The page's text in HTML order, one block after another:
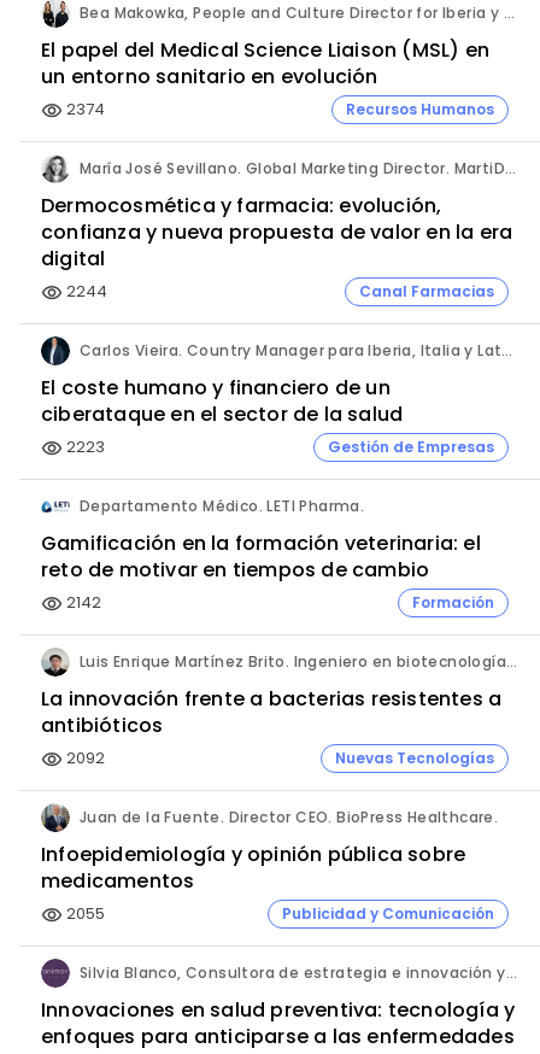
Bea Makowka, People and Culture Director for Iberia y Alberto Municio, Talent Seach Solutions Lead for Iberia. Inizio Engage.
El papel del Medical Science Liaison (MSL) en
un entorno sanitario en evolución
visibility 2374 Recursos Humanos
María José Sevillano. Global Marketing Director. MartiDerm.
Dermocosmética y farmacia: evolución,
confianza y nueva propuesta de valor en la era
digital
visibility 2244 Canal Farmacias
Carlos Vieira. Country Manager para Iberia, Italia y Latam. Hornetsecurity.
El coste humano y financiero de un
ciberataque en el sector de la salud
visibility 2223 Gestión de Empresas
Departamento Médico. LETI Pharma.
Gamificación en la formación veterinaria: el
reto de motivar en tiempos de cambio
visibility 2142 Formación
Luis Enrique Martínez Brito. Ingeniero en biotecnología, México.
La innovación frente a bacterias resistentes a
antibióticos
visibility 2092 Nuevas Tecnologías
Juan de la Fuente. Director CEO. BioPress Healthcare.
Infoepidemiología y opinión pública sobre
medicamentos
visibility 2055 Publicidad y Comunicación
Silvia Blanco, Consultora de estrategia e innovación y Ana Leal, Consultora Senior de estrategia e innovación. ANIMA.
Innovaciones en salud preventiva: tecnología y
enfoques para anticiparse a las enfermedades